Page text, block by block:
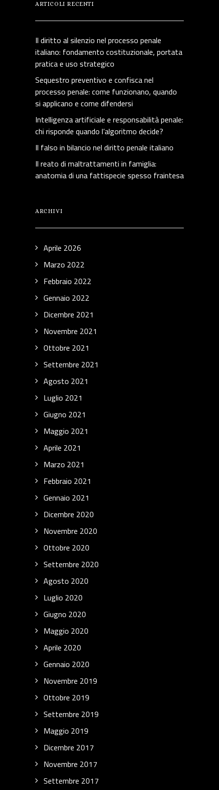
ARTICOLI RECENTI
Il diritto al silenzio nel processo penale
italiano: fondamento costituzionale, portata
pratica e uso strategico
Sequestro preventivo e confisca nel
processo penale: come funzionano, quando
si applicano e come difendersi
Intelligenza artificiale e responsabilità penale:
chi risponde quando l’algoritmo decide?
Il falso in bilancio nel diritto penale italiano
Il reato di maltrattamenti in famiglia:
anatomia di una fattispecie spesso fraintesa
ARCHIVI
Aprile 2026
Marzo 2022
Febbraio 2022
Gennaio 2022
Dicembre 2021
Novembre 2021
Ottobre 2021
Settembre 2021
Agosto 2021
Luglio 2021
Giugno 2021
Maggio 2021
Aprile 2021
Marzo 2021
Febbraio 2021
Gennaio 2021
Dicembre 2020
Novembre 2020
Ottobre 2020
Settembre 2020
Agosto 2020
Luglio 2020
Giugno 2020
Maggio 2020
Aprile 2020
Gennaio 2020
Novembre 2019
Ottobre 2019
Settembre 2019
Maggio 2019
Dicembre 2017
Novembre 2017
Settembre 2017